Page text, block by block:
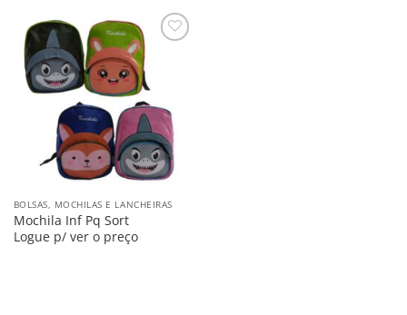
BOLSAS, MOCHILAS E LANCHEIRAS
Mochila Inf Pq Sort
Logue p/ ver o preço